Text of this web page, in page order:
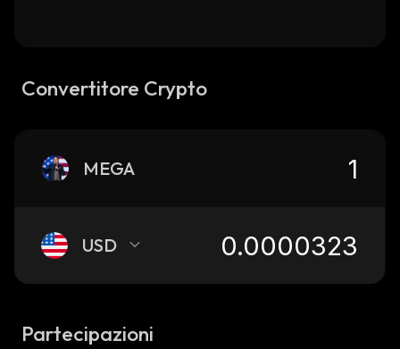
Convertitore Crypto
MEGA
USD
Partecipazioni